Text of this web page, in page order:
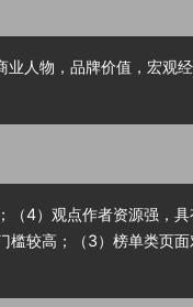
人物，品牌价值，宏观
（4）观点作者资源强，
槛较高；（3）榜单类页